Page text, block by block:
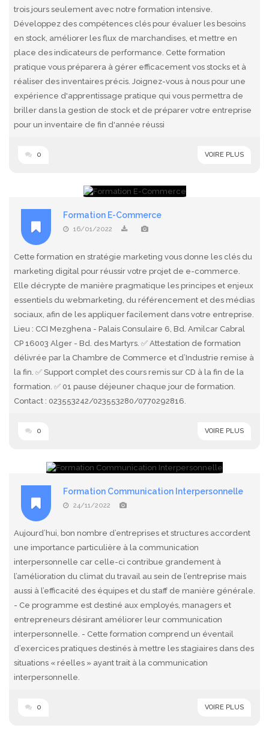
trois jours seulement avec notre formation intensive.
Développez des compétences clés pour évaluer les besoins
en stock, améliorer les flux de marchandises, et mettre en
place des indicateurs de performance. Cette formation
pratique vous préparera à gérer efficacement vos stocks et à
réaliser des inventaires précis. Joignez-vous à nous pour une
expérience d'apprentissage pratique qui vous permettra de
briller dans la gestion de stock et de préparer votre entreprise
pour un inventaire de fin d'année réussi
0 VOIRE PLUS
Formation E-Commerce
16/01/2022
Cette formation en stratégie marketing vous donne les clés du
marketing digital pour réussir votre projet de e-commerce.
Elle décrypte de manière pragmatique les principes et enjeux
essentiels du webmarketing, du référencement et des médias
sociaux, afin de les appliquer facilement dans votre entreprise.
Lieu : CCI Mezghena - Palais Consulaire 6, Bd. Amilcar Cabral
CP 16003 Alger - Bd. des Martyrs. ✅ Attestation de formation
délivrée par la Chambre de Commerce et d’Industrie remise à
la fin. ✅ Support complet des cours remis sur CD à la fin de la
formation. ✅ 01 pause déjeuner chaque jour de formation.
Contact : 023553242/023553280/0770292816.
0 VOIRE PLUS
Formation Communication Interpersonnelle
24/11/2022
Aujourd’hui, bon nombre d’entreprises et structures accordent
une importance particulière à la communication
interpersonnelle car celle-ci contribue grandement à
l’amélioration du climat du travail au sein de l’entreprise mais
aussi à l’efficacité des équipes et du staff de manière générale.
- Ce programme est destiné aux employés, managers et
entrepreneurs désirant améliorer leur communication
interpersonnelle. - Cette formation comprend un éventail
d’exercices pratiques destinés à mettre les stagiaires dans des
situations « réelles » ayant trait à la communication
interpersonnelle.
0 VOIRE PLUS